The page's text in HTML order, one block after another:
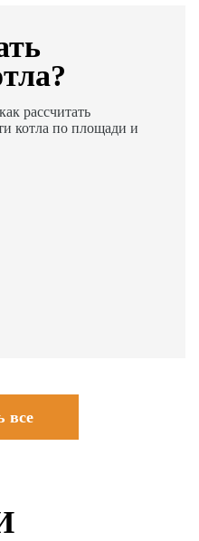
рассчитать
котла по площади и
все